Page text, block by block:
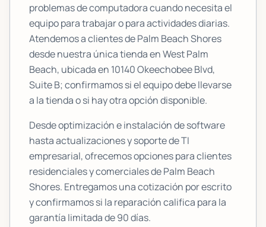
problemas de computadora cuando necesita el
equipo para trabajar o para actividades diarias.
Atendemos a clientes dePalm Beach Shores
desde nuestra única tienda en West Palm
Beach, ubicada en 10140 Okeechobee Blvd,
Suite B; confirmamos si el equipo debe llevarse
a la tienda o si hay otra opción disponible.
Desde optimización e instalación de software
hasta actualizaciones y soporte de TI
empresarial, ofrecemos opciones para clientes
residenciales y comerciales dePalm Beach
Shores. Entregamos una cotización por escrito
y confirmamos si la reparación califica para la
garantía limitada de 90 días.